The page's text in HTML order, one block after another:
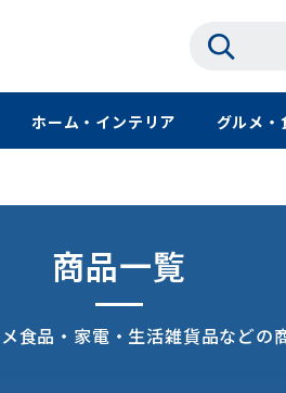
ホーム・インテリア グルメ・
商品一覧
食品・家電・生活雑貨品などの